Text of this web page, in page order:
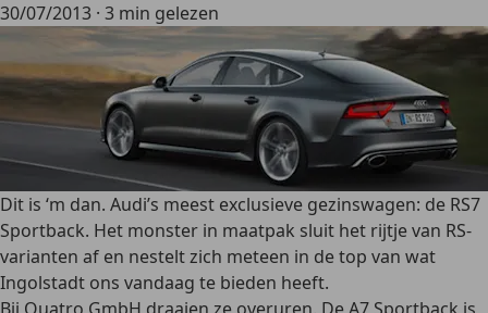
30/07/2013 · 3 min gelezen
Dit is ‘m dan. Audi’s meest exclusieve gezinswagen: de RS7
Sportback. Het monster in maatpak sluit het rijtje van RS-
varianten af en nestelt zich meteen in de top van wat
Ingolstadt ons vandaag te bieden heeft.